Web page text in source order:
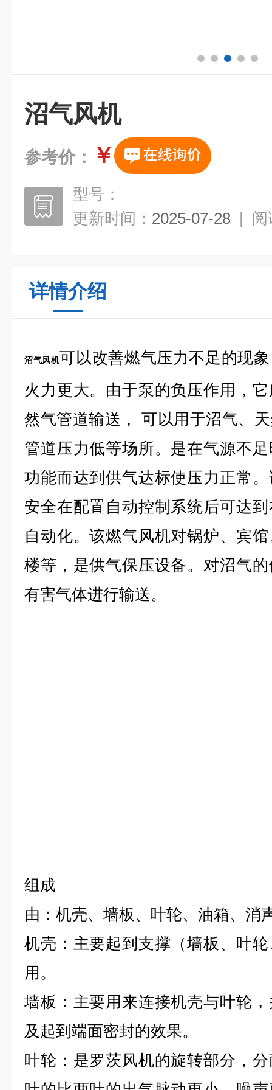
沼气风机
参考价： ￥
型号：
更新时间： 2025-07-28 | 阅
详情介绍
沼气风机可以改善燃气压力不足的现
火力更大。由于泵的负压作用，
然气管道输送， 可以用于沼气、
管道压力低等场所。是在气源不
功能而达到供气达标使压力正常
安全在配置自动控制系统后可达
自动化。该燃气风机对锅炉、宾
楼等，是供气保压设备。对沼气
有害气体进行输送。
组成
由：机壳、墙板、叶轮、油箱、消
机壳：主要起到支撑（墙板、叶
用。
墙板：主要用来连接机壳与叶轮
及起到端面密封的效果。
叶轮：是罗茨风机的旋转部分，